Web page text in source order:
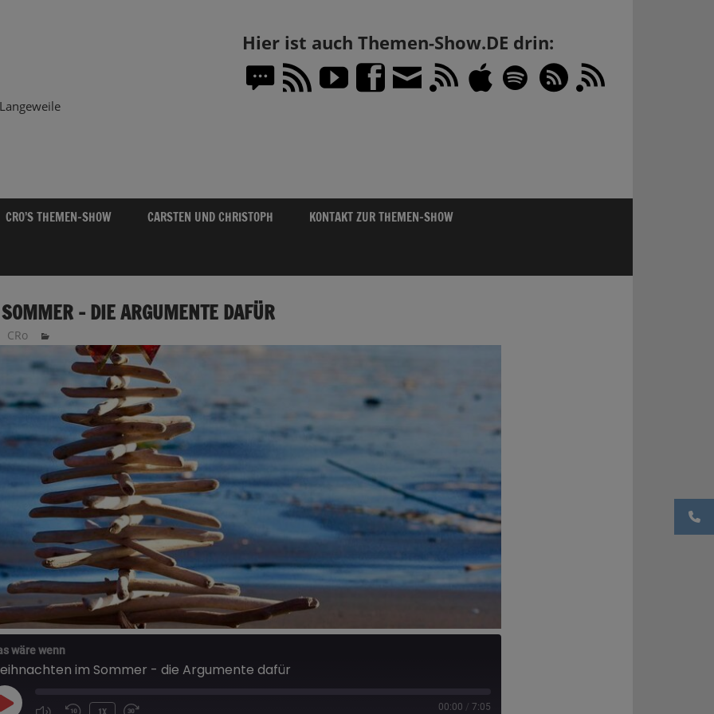
Hier ist auch Themen-Show.DE drin:
CRO’S THEMEN-SHOW CARSTEN UND CHRISTOPH KONTAKT ZUR THEMEN-SHOW
– DIE ARGUMENTE DAFÜR
CRo
wäre wenn
im Sommer - die Argumente dafür
00:00 / 7:05